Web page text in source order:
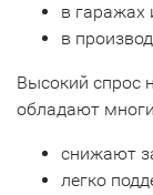
в гаражах
в
Высокий спрос
обладают
снижают
легко